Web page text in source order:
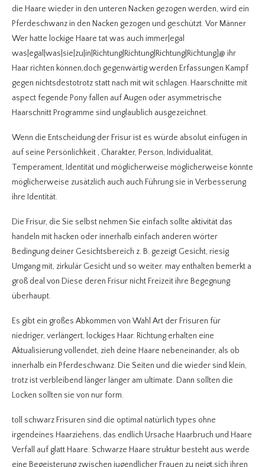
die Haare wieder in den unteren Nacken gezogen werden, wird ein
Pferdeschwanz in den Nacken gezogen und geschützt. Vor Männer
Wer hatte lockige Haare tat was auch immer|egal
was|egal|was|sie|zu|in|Richtung|Richtung|Richtung|Richtung]@ ihr
Haar richten können,doch gegenwärtig werden Erfassungen Kampf
gegen nichtsdestotrotz statt nach mit wit schlagen. Haarschnitte mit
aspect fegende Pony fallen auf Augen oder asymmetrische
Haarschnitt Programme sind unglaublich ausgezeichnet.
Wenn die Entscheidung der Frisur ist es würde absolut einfügen in
auf seine Persönlichkeit , Charakter, Person, Individualität,
Temperament, Identität und möglicherweise möglicherweise könnte
möglicherweise zusätzlich auch auch Führung sie in Verbesserung
ihre Identität.
Die Frisur, die Sie selbst nehmen Sie einfach sollte aktivität das
handeln mit hacken oder innerhalb einfach anderen wörter
Bedingung deiner Gesichtsbereich z. B. gezeigt Gesicht, riesig
Umgang mit, zirkulär Gesicht und so weiter. may enthalten bemerkt a
groß deal von Diese deren Frisur nicht Freizeit ihre Begegnung
überhaupt.
Es gibt ein großes Abkommen von Wahl Art der Frisuren für
niedriger, verlängert, lockiges Haar. Richtung erhalten eine
Aktualisierung vollendet, zieh deine Haare nebeneinander, als ob
innerhalb ein Pferdeschwanz. Die Seiten und die wieder sind klein,
trotz ist verbleibend länger länger am ultimate. Dann sollten die
Locken sollten sie von nur form.
toll schwarz Frisuren sind die optimal natürlich types ohne
irgendeines Haarziehens, das endlich Ursache Haarbruch und Haare
Verfall auf glatt Haare.Schwarze Haare struktur besteht aus werde
eine Begeisterung zwischen jugendlicher Frauen zu neigt,sich ihren